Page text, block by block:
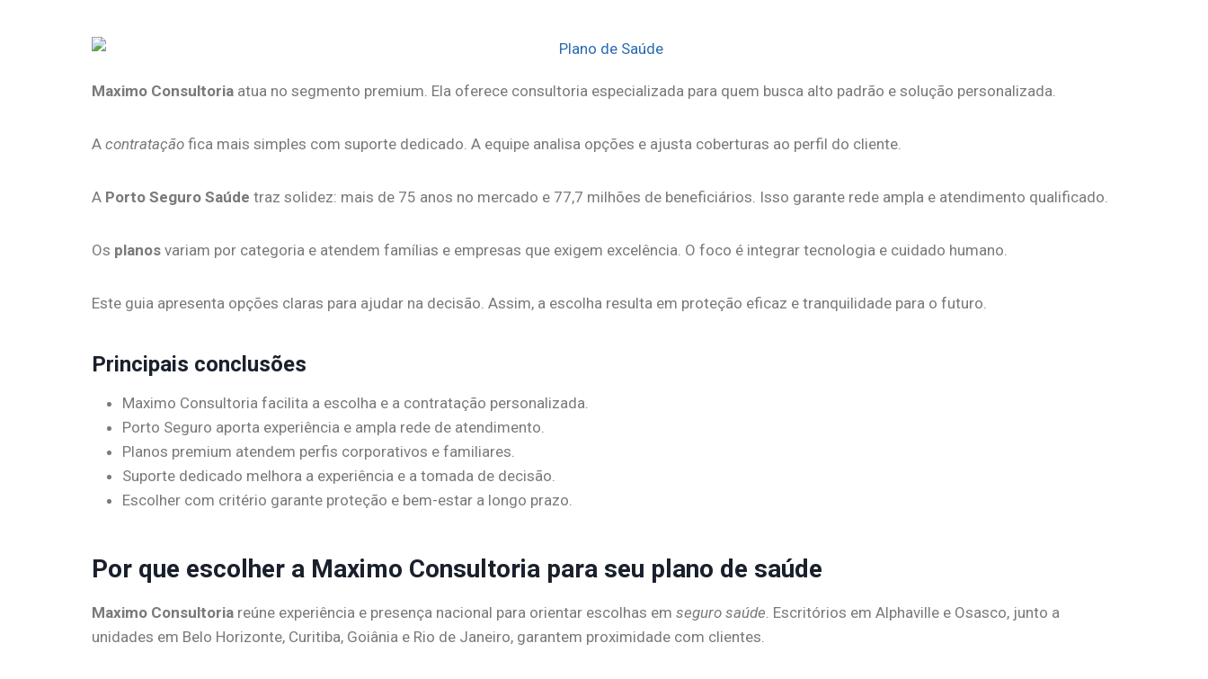
Maximo Consultoria atua no segmento premium. Ela oferece consultoria especializada para quem busca alto padrão e solução personalizada.
A contratação fica mais simples com suporte dedicado. A equipe analisa opções e ajusta coberturas ao perfil do cliente.
A Porto Seguro Saúde traz solidez: mais de 75 anos no mercado e 77,7 milhões de beneficiários. Isso garante rede ampla e atendimento qualificado.
Os planos variam por categoria e atendem famílias e empresas que exigem excelência. O foco é integrar tecnologia e cuidado humano.
Este guia apresenta opções claras para ajudar na decisão. Assim, a escolha resulta em proteção eficaz e tranquilidade para o futuro.
Principais conclusões
Maximo Consultoria facilita a escolha e a contratação personalizada.
Porto Seguro aporta experiência e ampla rede de atendimento.
Planos premium atendem perfis corporativos e familiares.
Suporte dedicado melhora a experiência e a tomada de decisão.
Escolher com critério garante proteção e bem-estar a longo prazo.
Por que escolher a Maximo Consultoria para seu plano de saúde
Maximo Consultoria reúne experiência e presença nacional para orientar escolhas em seguro saúde . Escritórios em Alphaville e Osasco, junto a
unidades em Belo Horizonte, Curitiba, Goiânia e Rio de Janeiro, garantem proximidade com clientes.